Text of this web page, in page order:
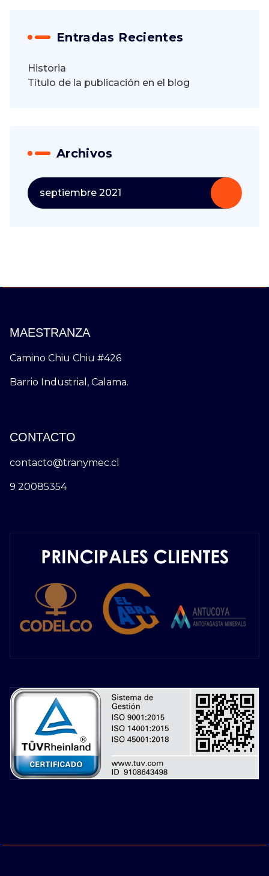
Entradas Recientes
Historia
Título de la publicación en el blog
Archivos
septiembre 2021
MAESTRANZA
Camino Chiu Chiu #426
Barrio Industrial, Calama.
CONTACTO
contacto@tranymec.cl
9 20085354